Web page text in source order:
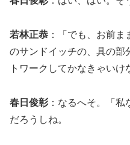
若林正恭 ：「でも、お前
のサンドイッチの、具の部
トワークしてかなきゃいけ
春日俊彰 ：なるへそ。「
だろうしね。